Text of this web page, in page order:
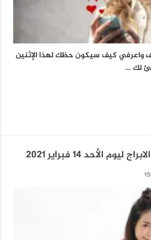
واعرفي كيف سيكون حظك لهذا الإثنين
14 فبراير 2021